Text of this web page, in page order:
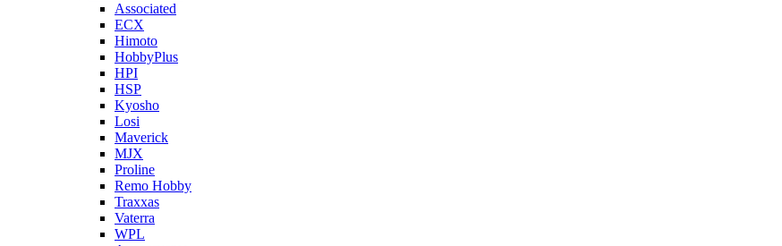
Associated
ECX
Himoto
HobbyPlus
HPI
HSP
Kyosho
Losi
Maverick
MJX
Proline
Remo Hobby
Traxxas
Vaterra
WPL